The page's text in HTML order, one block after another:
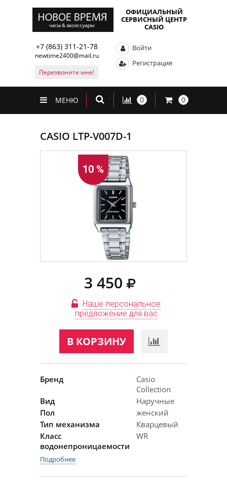
ОФИЦИАЛЬНЫЙ
СЕРВИСНЫЙ ЦЕНТР
CASIO
+7 (863) 311-21-78
newtime2400@mail.ru
Перезвоните мне!
Войти
Регистрация
МЕНЮ 0 0
CASIO LTP-V007D-1
10 %
3 450
Наше персональное
предложение для вас
В КОРЗИНУ
Бренд
Casio
Collection
Вид
Наручные
Пол
женский
Тип механизма
Кварцевый
Класс
водонепроницаемости
WR
Подробнее